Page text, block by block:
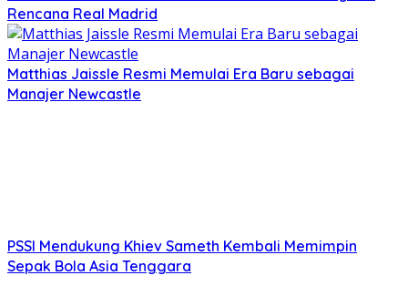
Rencana Real Madrid
Matthias Jaissle Resmi Memulai Era Baru sebagai
Manajer Newcastle
PSSI Mendukung Khiev Sameth Kembali Memimpin
Sepak Bola Asia Tenggara